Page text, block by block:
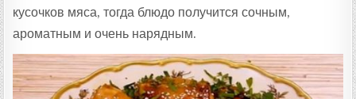
кусочков мяса, тогда блюдо получится сочным,
ароматным и очень нарядным.